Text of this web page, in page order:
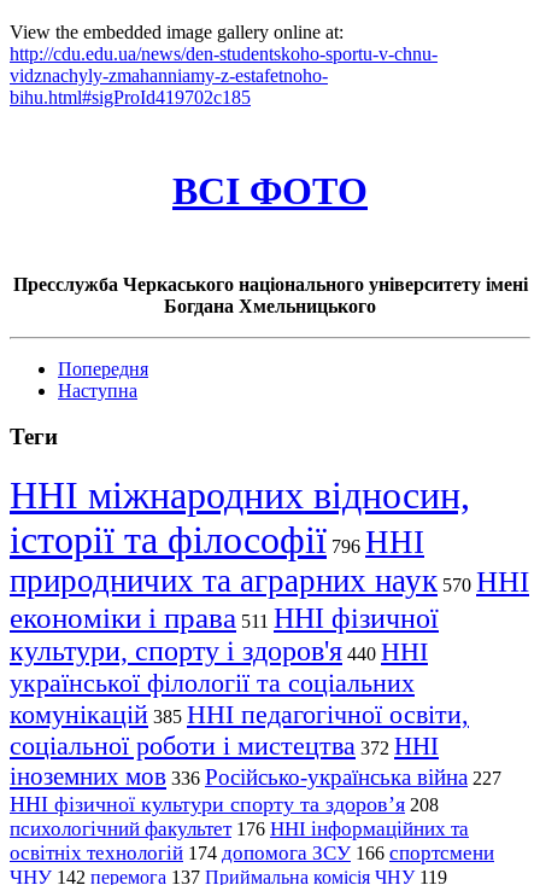
View the embedded image gallery online at:
http://cdu.edu.ua/news/den-studentskoho-sportu-v-chnu-
vidznachyly-zmahanniamy-z-estafetnoho-
bihu.html#sigProId419702c185
ВСІ ФОТО
Пресслужба Черкаського національного університету імені
Богдана Хмельницького
Попередня
Наступна
Теги
ННІ міжнародних відносин,
історії та філософії 796 ННІ
природничих та аграрних наук 570 ННІ
економіки і права 511 ННІ фізичної
культури, спорту і здоров'я 440 ННІ
української філології та соціальних
комунікацій 385 ННІ педагогічної освіти,
соціальної роботи і мистецтва 372 ННІ
іноземних мов 336 Російсько-українська війна 227
ННІ фізичної культури спорту та здоров’я 208
психологічний факультет 176 ННІ інформаційних та
освітніх технологій 174 допомога ЗСУ 166 спортсмени
ЧНУ 142 перемога 137 Приймальна комісія ЧНУ 119